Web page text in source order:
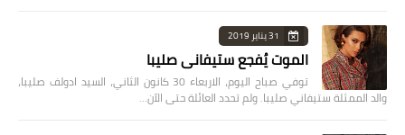
31 يناير 2019
الموت يُفجع ستيفاني صليبا
توفي صباح اليوم، الاربعاء 30 كانون الثاني، السيد ادولف صليبا،
والد الممثلة ستيفاني صليبا. ولم تحدد العائلة حتى الآن…